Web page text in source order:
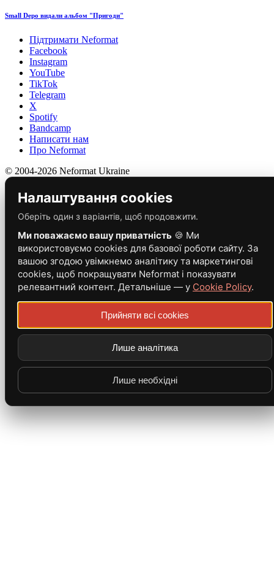
Small Depo видали альбом "Пригоди"
Підтримати Neformat
Facebook
Instagram
YouTube
TikTok
Telegram
X
Spotify
Bandcamp
Написати нам
Про Neformat
© 2004-2026 Neformat Ukraine
Налаштування cookies
Оберіть один з варіантів, щоб продовжити.
Ми поважаємо вашу приватність 🍪 Ми
використовуємо cookies для базової роботи сайту. За
вашою згодою увімкнемо аналітику та маркетингові
cookies, щоб покращувати Neformat і показувати
релевантний контент. Детальніше — у Cookie Policy.
Прийняти всі cookies
Лише аналітика
Лише необхідні